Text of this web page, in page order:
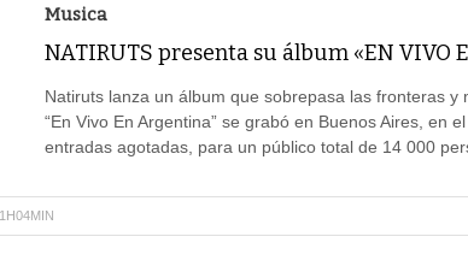
Musica
NATIRUTS presenta su álbum «EN VIVO
Natiruts lanza un álbum que sobrepasa las fronteras y
“En Vivo En Argentina” se grabó en Buenos Aires, en
entradas agotadas, para un público total de 14 000